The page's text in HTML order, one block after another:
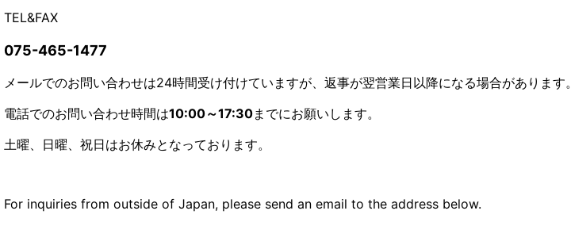
TEL&FAX
075-465-1477
メールでのお問い合わせは24時間受け付けていますが、返事が翌営業日以降になる場合があります。
電話でのお問い合わせ時間は10:00～17:30までにお願いします。
土曜、日曜、祝日はお休みとなっております。
For inquiries from outside of Japan, please send an email to the address below.